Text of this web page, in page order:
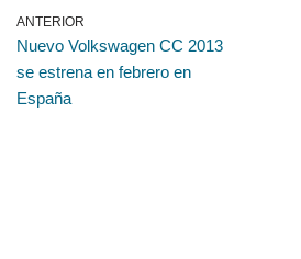
ANTERIOR
Nuevo Volkswagen CC 2013
se estrena en febrero en
España